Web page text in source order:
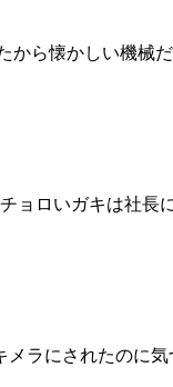
から懐かしい機械
ョロいガキは社長
メラにされたのに